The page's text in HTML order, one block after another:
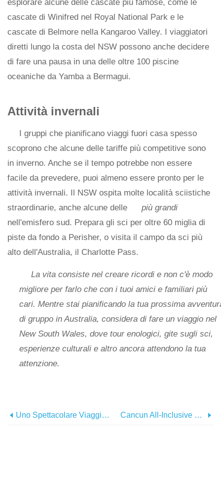
esplorare alcune delle cascate più famose, come le
cascate di Winifred nel Royal National Park e le
cascate di Belmore nella Kangaroo Valley. I viaggiatori
diretti lungo la costa del NSW possono anche decidere
di fare una pausa in una delle oltre 100 piscine
oceaniche da Yamba a Bermagui.
Attività invernali
I gruppi che pianificano viaggi fuori casa spesso
scoprono che alcune delle tariffe più competitive sono
in inverno. Anche se il tempo potrebbe non essere
facile da prevedere, puoi almeno essere pronto per le
attività invernali. Il NSW ospita molte località sciistiche
straordinarie, anche alcune delle
più grandi
nell'emisfero sud. Prepara gli sci per oltre 60 miglia di
piste da fondo a Perisher, o visita il campo da sci più
alto dell'Australia, il Charlotte Pass.
La vita consiste nel creare ricordi e non c'è modo
migliore per farlo che con i tuoi amici e familiari più
cari. Mentre stai pianificando la tua prossima
di gruppo in Australia, considera di fare un viaggio nel
New South Wales, dove tour enologici, gite sugli sci,
esperienze culturali e altro ancora attendono la tua
attenzione.
Uno Spettacolare Viaggio Su Las Vegas E Il Grand Canyon Cancun All-Inclusive Hotel In Soccorso